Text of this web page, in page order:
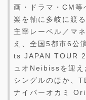
画・ドラマ・CM等
楽を軸に多岐に渡
主宰レーベル／マ
え、全国5都市6公
ts JAPAN TOUR
ュオNeibissを迎え
シングルのほか、
ナイパーオカミ